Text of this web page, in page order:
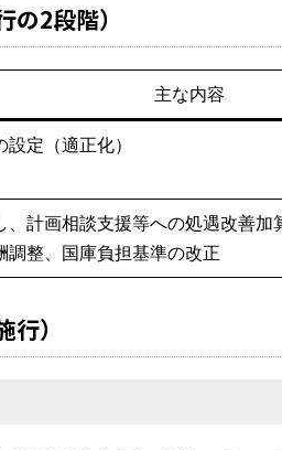
2段階）
主な内容
定（適正化）
計画相談支援等への処遇改善
整、国庫負担基準の改正
）